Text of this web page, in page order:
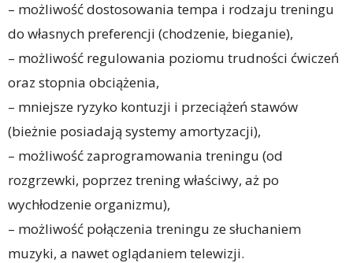
– możliwość dostosowania tempa i rodzaju treningu
do własnych preferencji (chodzenie, bieganie),
– możliwość regulowania poziomu trudności ćwiczeń
oraz stopnia obciążenia,
– mniejsze ryzyko kontuzji i przeciążeń stawów
(bieżnie posiadają systemy amortyzacji),
– możliwość zaprogramowania treningu (od
rozgrzewki, poprzez trening właściwy, aż po
wychłodzenie organizmu),
– możliwość połączenia treningu ze słuchaniem
muzyki, a nawet oglądaniem telewizji.